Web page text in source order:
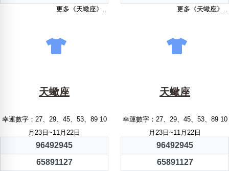
更多《天蠍座》.. 更多《天蠍座》..
天蠍座
幸運數字：27、29、45、53、89 10
月23日~11月22日
96492945
65891127
天蠍座
幸運數字：27、29、45、53、89 10
月23日~11月22日
96492945
65891127